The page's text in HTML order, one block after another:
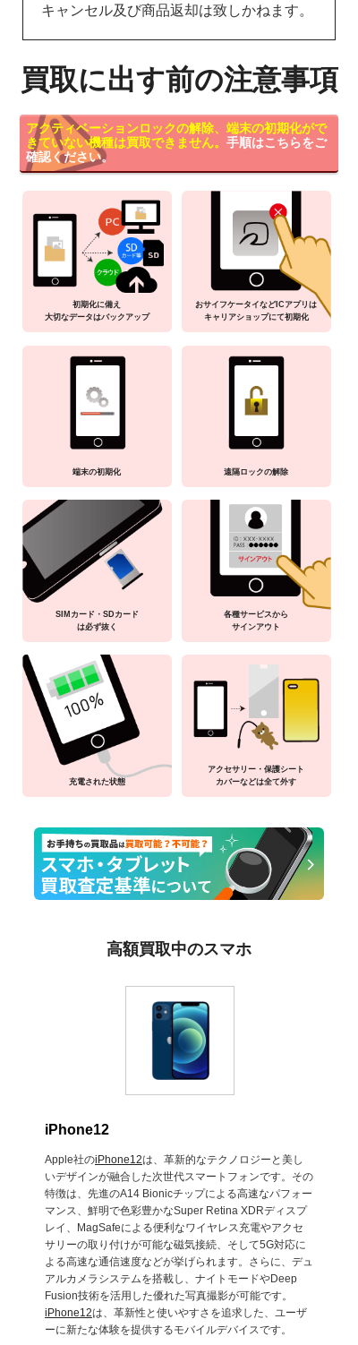
キャンセル及び商品返却は致しかねます。
買取に出す前の注意事項
アクティベーションロックの解除、端末の初期化がで
きていない機種は買取できません。 手順はこちらをご
確認ください。
初期化に備え
大切なデータはバックアップ
おサイフケータイなどICアプリは
キャリアショップにて初期化
端末の初期化 遠隔ロックの解除
SIMカード・SDカード
は必ず抜く
各種サービスから
サインアウト
充電された状態
アクセサリー・保護シート
カバーなどは全て外す
高額買取中のスマホ
iPhone12
Apple社のiPhone12は、革新的なテクノロジーと美し
いデザインが融合した次世代スマートフォンです。その
特徴は、先進のA14 Bionicチップによる高速なパフォー
マンス、鮮明で色彩豊かなSuper Retina XDRディスプ
レイ、MagSafeによる便利なワイヤレス充電やアクセ
サリーの取り付けが可能な磁気接続、そして5G対応に
よる高速な通信速度などが挙げられます。さらに、デュ
アルカメラシステムを搭載し、ナイトモードやDeep
Fusion技術を活用した優れた写真撮影が可能です。
iPhone12は、革新性と使いやすさを追求した、ユーザ
ーに新たな体験を提供するモバイルデバイスです。